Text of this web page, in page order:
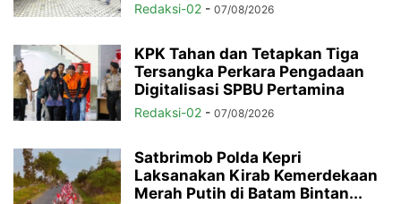
Redaksi-02 - 07/08/2026
KPK Tahan dan Tetapkan Tiga
Tersangka Perkara Pengadaan
Digitalisasi SPBU Pertamina
Redaksi-02 - 07/08/2026
Satbrimob Polda Kepri
Laksanakan Kirab Kemerdekaan
Merah Putih di Batam Bintan...